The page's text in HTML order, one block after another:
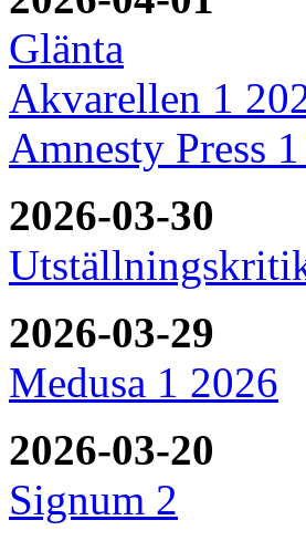
Glänta
Akvarellen 1
Amnesty Press
2026-03-30
2026-03-29
Medusa 1 2026
2026-03-20
Signum 2